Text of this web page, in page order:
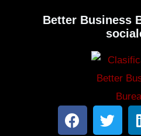
Better Business
F
a
T
w